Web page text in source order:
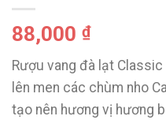
88,000 ₫
Rượu vang đà lạt
lên men các chùm nho
tạo nên hương vị hương